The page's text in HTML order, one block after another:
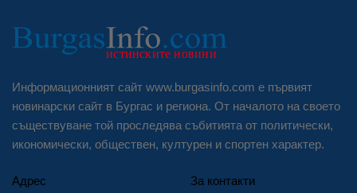
Информационният сайт www.burgasinfo.com е първият
новинарски сайт в Бургас и региона. От началото на своето
съществуване той проследява събитията от политически,
икономически, обществен, културен и спортен характер.
Адрес
За контакти